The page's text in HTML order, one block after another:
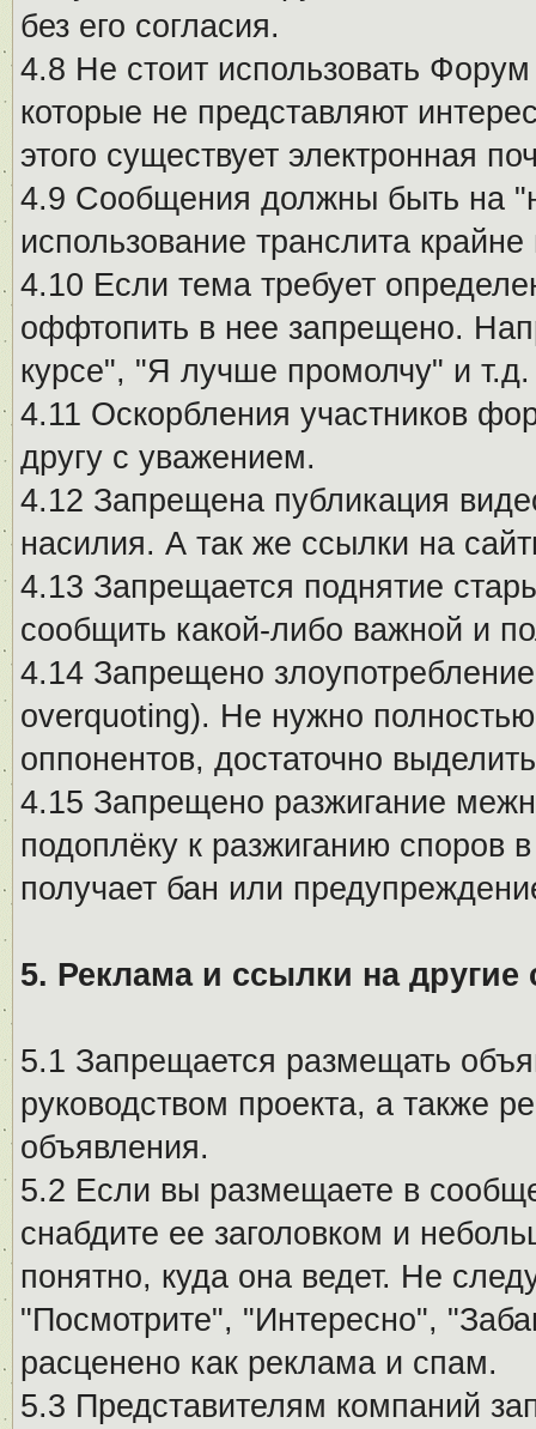
без его согласия.
4.8 Не стоит использовать
которые не представляют
этого существует электронная
4.9 Сообщения должны быть на
использование транслита
4.10 Если тема требует
оффтопить в нее запрещено.
курсе", "Я лучше промолчу" и
4.11 Оскорбления участников
другу с уважением.
4.12 Запрещена публикация
насилия. А так же ссылки на
4.13 Запрещается поднятие
сообщить какой-либо важной и
4.14 Запрещено
overquoting). Не нужно
оппонентов, достаточно
4.15 Запрещено разжигание
подоплёку к разжиганию споров
получает бан или
5. Реклама и ссылки на другие
5.1 Запрещается размещать
руководством проекта, а также
объявления.
5.2 Если вы размещаете в
снабдите ее заголовком и
понятно, куда она ведет. Не
"Посмотрите", "Интересно",
расценено как реклама и спам.
5.3 Представителям компаний